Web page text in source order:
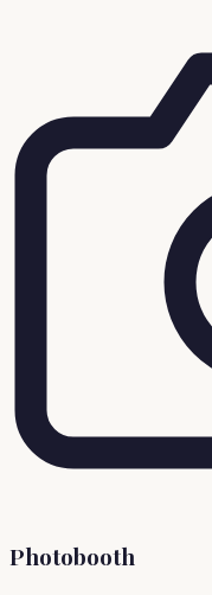
Photobooth